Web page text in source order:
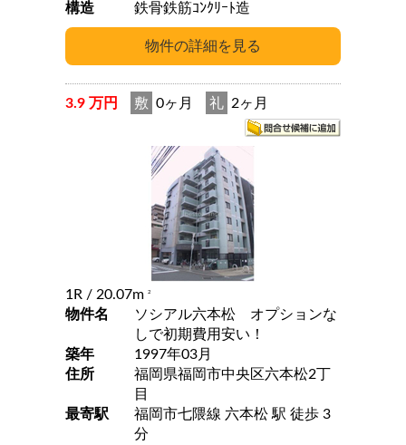
構造
鉄骨鉄筋ｺﾝｸﾘｰﾄ造
3.9 万円 敷 0ヶ月 礼 2ヶ月
1R / 20.07m 2
物件名
ソシアル六本松 オプションな
しで初期費用安い！
築年
1997年03月
住所
福岡県福岡市中央区六本松2丁
目
最寄駅
福岡市七隈線 六本松 駅 徒歩 3
分